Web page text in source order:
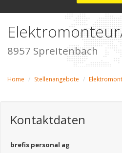
8957 Spreitenbach
Home Stellenangebote
Kontaktdaten
brefis personal ag